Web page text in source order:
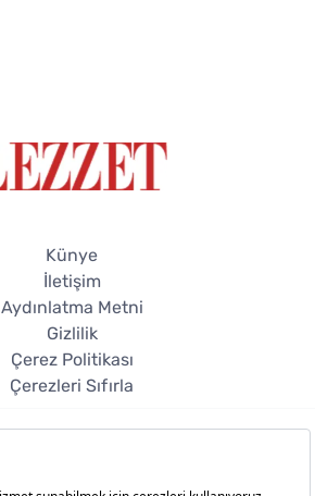
Künye
İletişim
Aydınlatma Metni
Gizlilik
Çerez Politikası
Çerezleri Sıfırla